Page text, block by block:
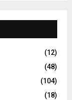
(12)
(48)
(104)
(18)